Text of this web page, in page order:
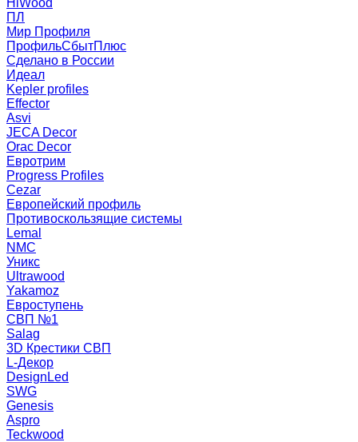
HiWood
ПЛ
Мир Профиля
ПрофильСбытПлюс
Сделано в России
Идеал
Kepler profiles
Effector
Asvi
JECA Decor
Orac Decor
Евротрим
Progress Profiles
Cezar
Европейский профиль
Противоскользящие системы
Lemal
NMC
Уникс
Ultrawood
Yakamoz
Евроступень
СВП №1
Salag
3D Крестики СВП
L-Декор
DesignLed
SWG
Genesis
Aspro
Teckwood